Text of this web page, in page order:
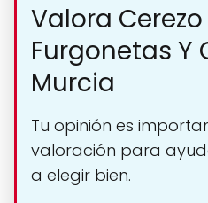
Valora
Furgonetas Y
Murcia
Tu opinión es
valoración para
a elegir bien.